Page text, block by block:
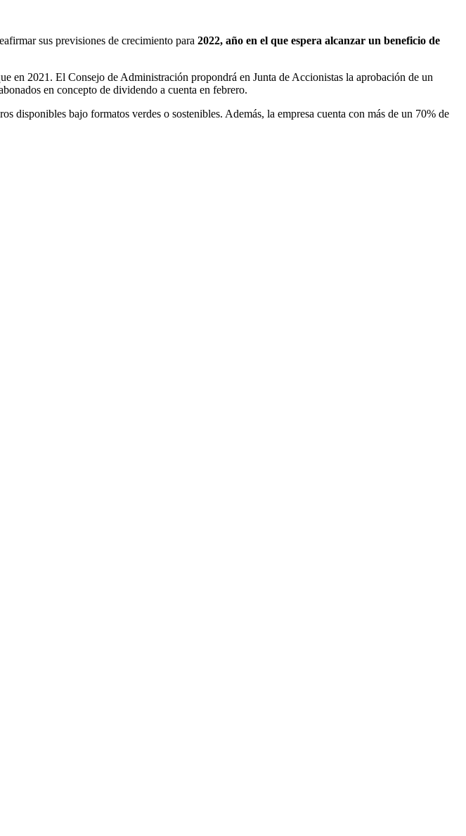
sus previsiones de crecimiento para 2022, año en el que espera alcanzar un beneficio de
en 2021. El Consejo de Administración propondrá en Junta de Accionistas la aprobación de un
en concepto de dividendo a cuenta en febrero.
disponibles bajo formatos verdes o sostenibles. Además, la empresa cuenta con más de un 70% de